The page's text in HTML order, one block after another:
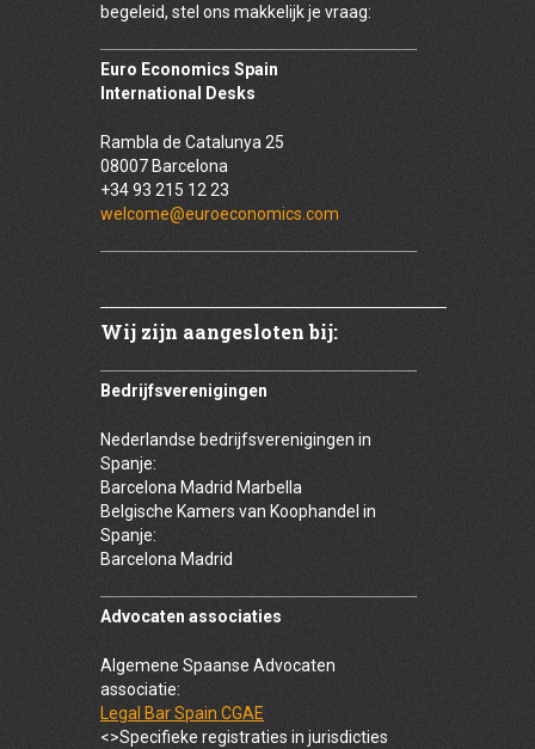
begeleid, stel ons makkelijk je vraag:
Euro Economics Spain
International Desks
Rambla de Catalunya 25
08007 Barcelona
+34 93 215 12 23
welcome@euroeconomics.com
Wij zijn aangesloten bij:
Bedrijfsverenigingen
Nederlandse bedrijfsverenigingen in
Spanje:
Barcelona Madrid Marbella
Belgische Kamers van Koophandel in
Spanje:
Barcelona Madrid
Advocaten associaties
Algemene Spaanse Advocaten
associatie:
Legal Bar Spain CGAE
<>Specifieke registraties in jurisdicties